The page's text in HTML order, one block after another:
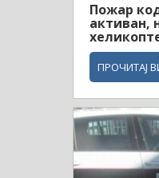
Пожар
активан,
ПРОЧИТАЈ